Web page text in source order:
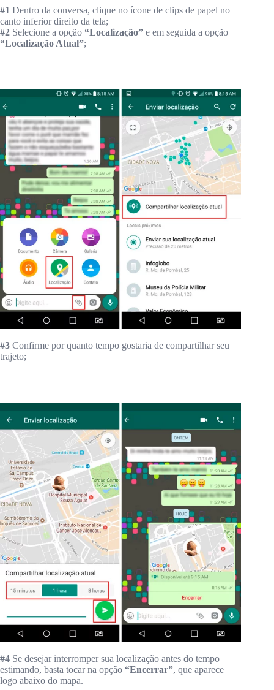
#1 Dentro da conversa, clique no ícone de clips de papel no
canto inferior direito da tela;
#2 Selecione a opção “Localização” e em seguida a opção
“Localização Atual”;
#3 Confirme por quanto tempo gostaria de compartilhar seu
trajeto;
#4 Se desejar interromper sua localização antes do tempo
estimando, basta tocar na opção “Encerrar”, que aparece
logo abaixo do mapa.